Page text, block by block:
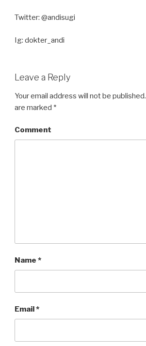
Twitter: @andisugi
Ig: dokter_andi
Leave a Reply
Your email address will not be published.
are marked *
Comment
Name *
Email*